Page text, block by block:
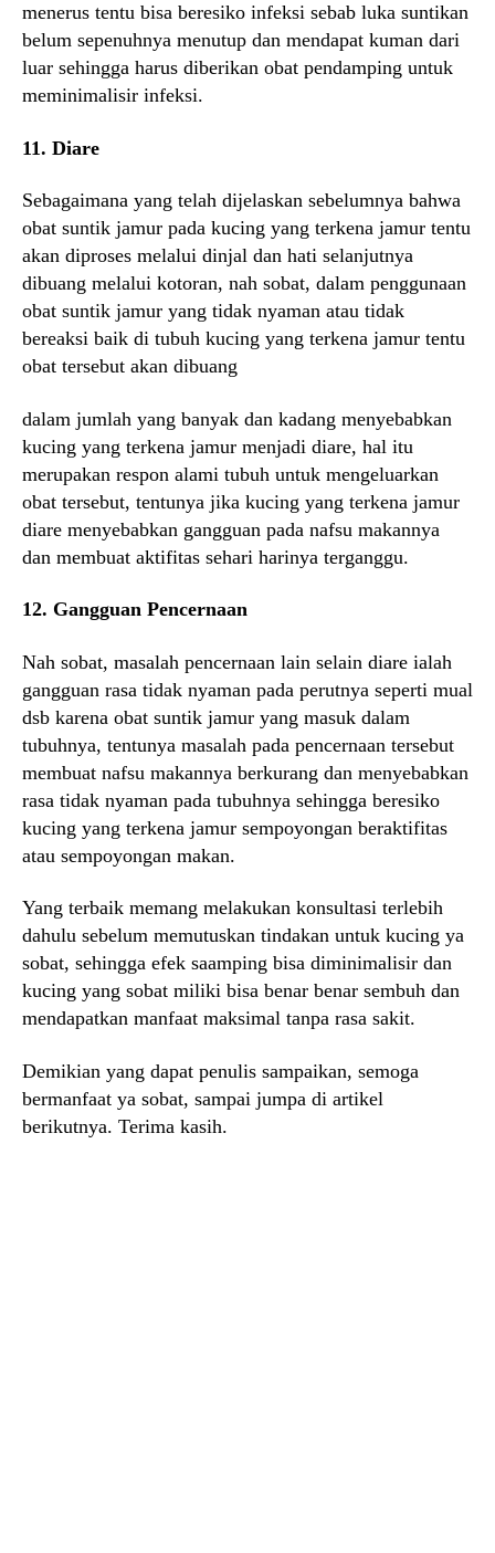
menerus tentu bisa beresiko infeksi sebab luka suntikan
belum sepenuhnya menutup dan mendapat kuman dari
luar sehingga harus diberikan obat pendamping untuk
meminimalisir infeksi.
11. Diare
Sebagaimana yang telah dijelaskan sebelumnya bahwa
obat suntik jamur pada kucing yang terkena jamur tentu
akan diproses melalui dinjal dan hati selanjutnya
dibuang melalui kotoran, nah sobat, dalam penggunaan
obat suntik jamur yang tidak nyaman atau tidak
bereaksi baik di tubuh kucing yang terkena jamur tentu
obat tersebut akan dibuang
dalam jumlah yang banyak dan kadang menyebabkan
kucing yang terkena jamur menjadi diare, hal itu
merupakan respon alami tubuh untuk mengeluarkan
obat tersebut, tentunya jika kucing yang terkena jamur
diare menyebabkan gangguan pada nafsu makannya
dan membuat aktifitas sehari harinya terganggu.
12. Gangguan Pencernaan
Nah sobat, masalah pencernaan lain selain diare ialah
gangguan rasa tidak nyaman pada perutnya seperti mual
dsb karena obat suntik jamur yang masuk dalam
tubuhnya, tentunya masalah pada pencernaan tersebut
membuat nafsu makannya berkurang dan menyebabkan
rasa tidak nyaman pada tubuhnya sehingga beresiko
kucing yang terkena jamur sempoyongan beraktifitas
atau sempoyongan makan.
Yang terbaik memang melakukan konsultasi terlebih
dahulu sebelum memutuskan tindakan untuk kucing ya
sobat, sehingga efek saamping bisa diminimalisir dan
kucing yang sobat miliki bisa benar benar sembuh dan
mendapatkan manfaat maksimal tanpa rasa sakit.
Demikian yang dapat penulis sampaikan, semoga
bermanfaat ya sobat, sampai jumpa di artikel
berikutnya. Terima kasih.